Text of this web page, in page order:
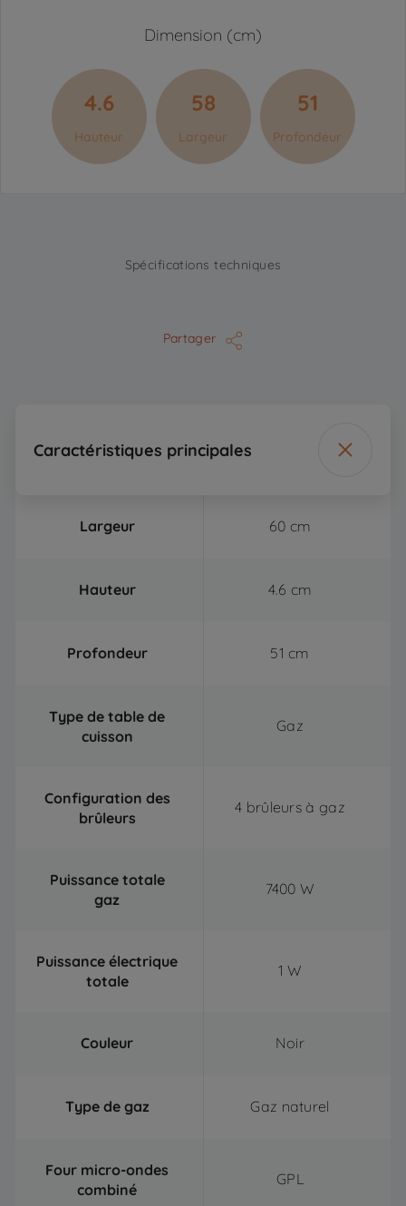
Dimension (cm)
4.6
Hauteur
58
Largeur
51
Profondeur
Spécifications techniques
Partager
Caractéristiques principales
Largeur 60 cm
Hauteur 4.6 cm
Profondeur 51 cm
Type de table de
cuisson
Gaz
Configuration des
brûleurs
4 brûleurs à gaz
Puissance totale
gaz
7400 W
Puissance électrique
totale
1 W
Couleur Noir
Type de gaz Gaz naturel
Four micro-ondes
combiné
GPL